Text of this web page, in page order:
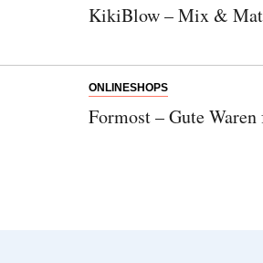
KikiBlow – Mix &
ONLINESHOPS
Formost – Gute